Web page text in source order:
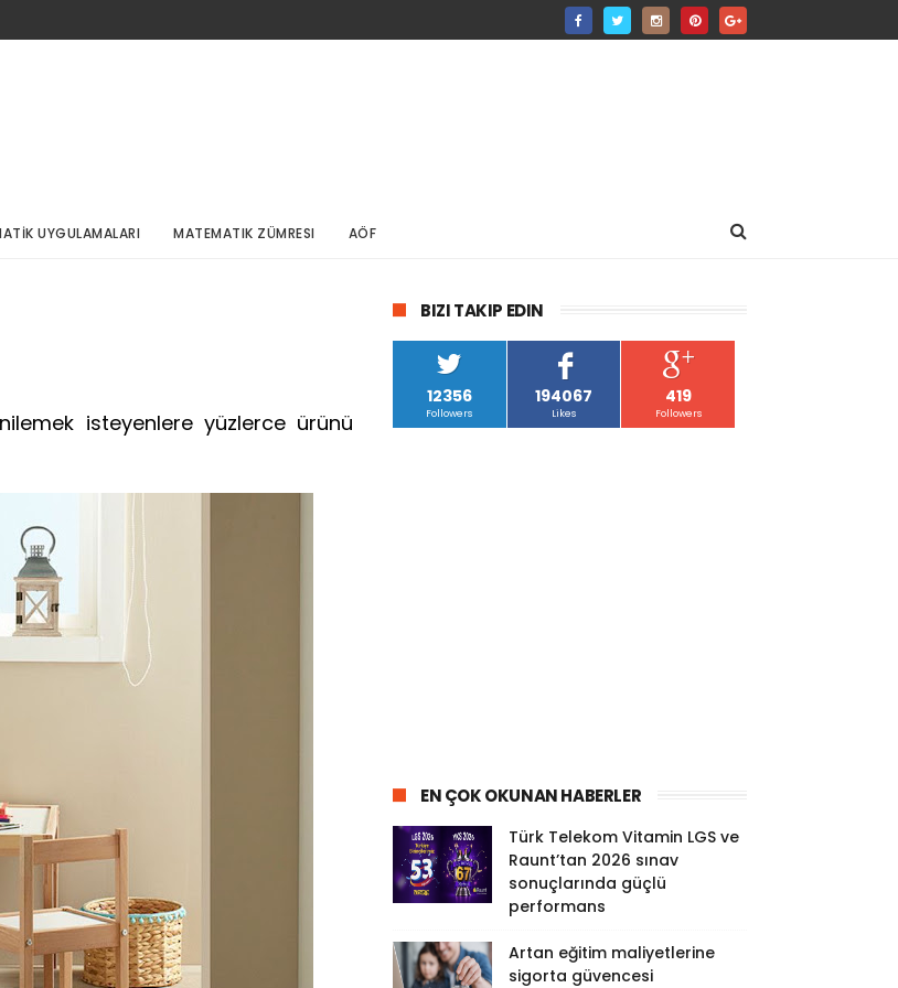
UYGULAMALARI MATEMATIK ZÜMRESI AÖF
isteyenlere yüzlerce ürünü
BIZI TAKIP EDIN
12356
Followers
194067
Likes
419
Followers
EN ÇOK OKUNAN HABERLER
Türk Telekom Vitamin LGS ve
Raunt’tan 2026 sınav
sonuçlarında güçlü
performans
Artan eğitim maliyetlerine
sigorta güvencesi